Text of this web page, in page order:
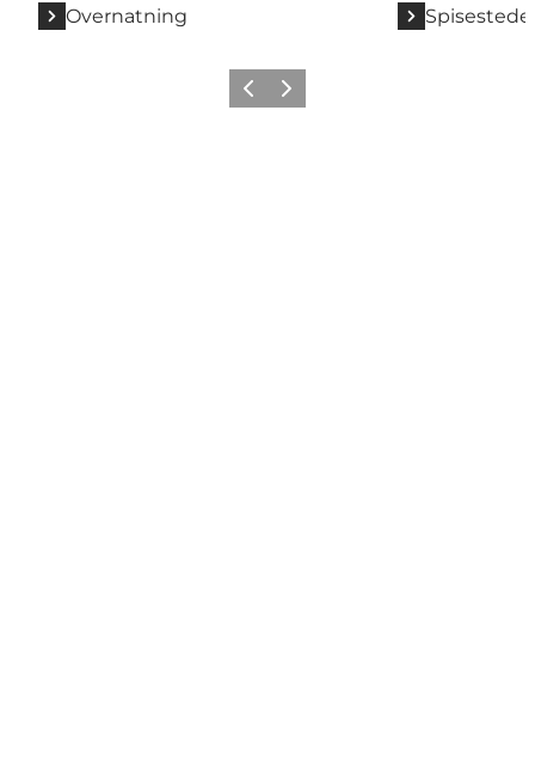
Overnatning
ForrigeNæste